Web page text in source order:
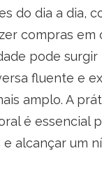
do dia a dia,
compras em
pode surgir
fluente e
amplo. A
é essencial
alcançar um